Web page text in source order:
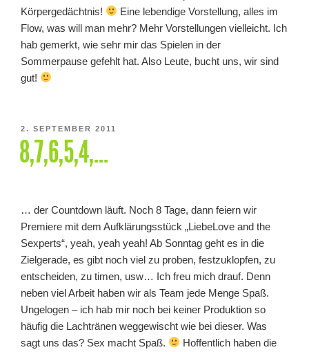
Körpergedächtnis!
Eine lebendige Vorstellung, alles im
Flow, was will man mehr? Mehr Vorstellungen vielleicht. Ich
hab gemerkt, wie sehr mir das Spielen in der
Sommerpause gefehlt hat. Also Leute, bucht uns, wir sind
gut!
VERÖFFENTLICHT
AM
2. SEPTEMBER 2011
8,7,6,5,4,…
… der Countdown läuft. Noch 8 Tage, dann feiern wir
Premiere mit dem Aufklärungsstück „LiebeLove and the
Sexperts“, yeah, yeah yeah! Ab Sonntag geht es in die
Zielgerade, es gibt noch viel zu proben, festzuklopfen, zu
entscheiden, zu timen, usw… Ich freu mich drauf. Denn
neben viel Arbeit haben wir als Team jede Menge Spaß.
Ungelogen – ich hab mir noch bei keiner Produktion so
häufig die Lachtränen weggewischt wie bei dieser. Was
sagt uns das? Sex macht Spaß.
Hoffentlich haben die